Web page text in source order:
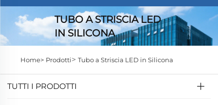
TUBO A STRISCIA LED
IN SILICONA
Home> Prodotti> Tubo a Striscia LED in Silicona
TUTTI I PRODOTTI